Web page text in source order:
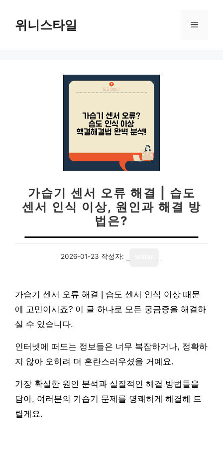
위니스타일 메
가습기 센서 오류 해결 | 습도
센서 인식 이상, 원인과 해결 방
법은?
2026-01-23 작성자:
가습기 센서 오류 해결 | 습도 센서 인식 이상 때문
에 고민이시죠? 이 글 하나로 모든 궁금증을 해결하
실 수 있습니다.
인터넷에 떠도는 정보들은 너무 복잡하거나, 정확하
지 않아 오히려 더 혼란스러우셨을 거예요.
가장 확실한 원인 분석과 실질적인 해결 방법들을
담아, 여러분의 가습기 문제를 명쾌하게 해결해 드
릴게요.